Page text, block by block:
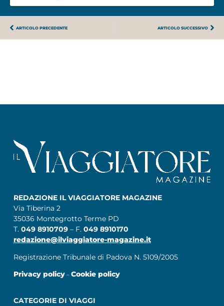
ARTICOLO PRECEDENTE ARTICOLO SUCCESSIVO
REDAZIONE IL VIAGGIATORE MAGAZINE
Via Tiberina 2
35036 Montegrotto Terme PD
T. 049 8910709 – F. 049 8910170
redazione@ilviaggiatore-magazine.it
Registrazione Tribunale di Padova N. 5109/2005
Privacy policy– Cookie policy
CATEGORIE DI VIAGGI